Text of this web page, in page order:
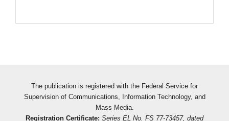
The publication is registered with the Federal Service for
Supervision of Communications, Information Technology, and
Mass Media.
Registration Certificate: Series EL No. FS 77-73457, dated